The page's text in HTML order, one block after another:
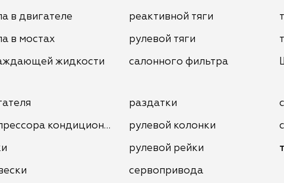
в двигателе
в мостах
жидкости
реактивной тяги
рулевой тяги
салонного фильтра
кондиционера
раздатки
рулевой колонки
рулевой рейки
сервопривода